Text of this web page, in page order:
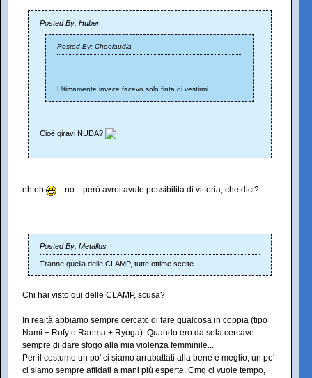
Posted By: Huber
Posted By: Choolaudia
Ultimamente invece facevo solo finta di vestirmi...
Cioè giravi NUDA?
eh eh ... no... però avrei avuto possibilità di vittoria, che dici?
Posted By: Metallus
Tranne quella delle CLAMP, tutte ottime scelte.
Chi hai visto qui delle CLAMP, scusa?
In realtà abbiamo sempre cercato di fare qualcosa in coppia (tipo
Nami + Rufy o Ranma + Ryoga). Quando ero da sola cercavo
sempre di dare sfogo alla mia violenza femminile...
Per il costume un po' ci siamo arrabattati alla bene e meglio, un po'
ci siamo sempre affidati a mani più esperte. Cmq ci vuole tempo,